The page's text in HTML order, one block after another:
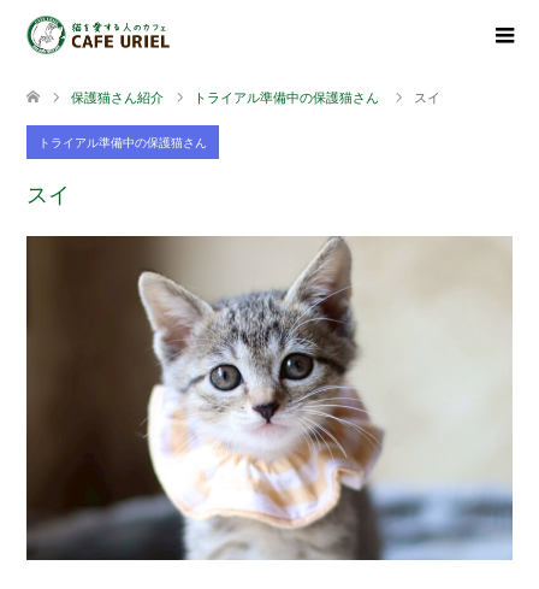
保護猫さん紹介 トライアル準備中の保護猫さん スイ
トライアル準備中の保護猫さん
スイ